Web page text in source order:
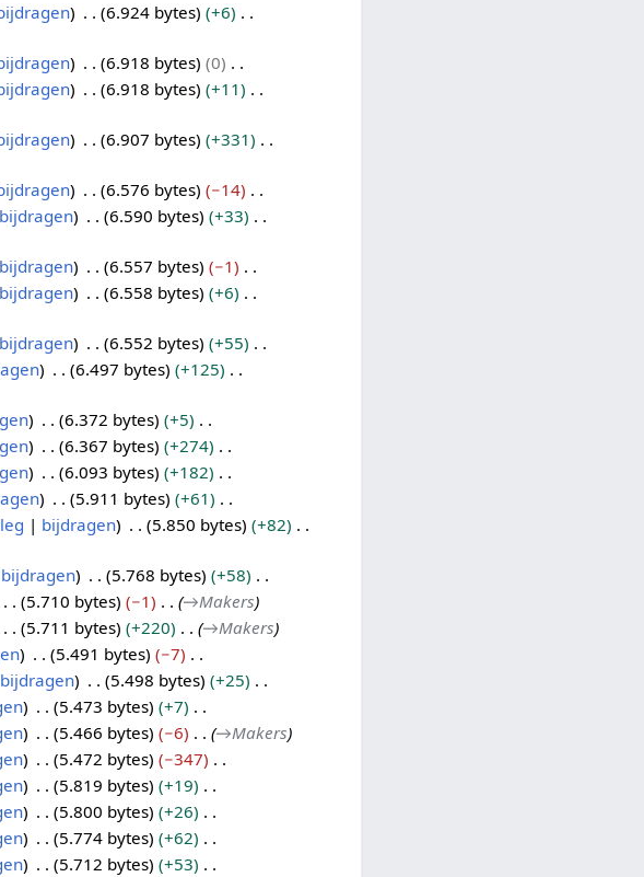
6.924 bytes
+6
6.918 bytes
0
6.918 bytes
+11
6.907 bytes
+331
6.576 bytes
−14
bijdragen 6.590 bytes
+33
bijdragen 6.557 bytes
−1
bijdragen 6.558 bytes
+6
bijdragen 6.552 bytes
+55
6.497 bytes
+125
6.372 bytes
+5
6.367 bytes
+274
6.093 bytes
+182
5.911 bytes
+61
bijdragen 5.850 bytes
+82
bijdragen 5.768 bytes
+58
5.710 bytes −1 →Makers
5.711 bytes +220 →Makers
5.491 bytes
−7
bijdragen 5.498 bytes
+25
5.473 bytes
+7
5.466 bytes −6 →Makers
5.472 bytes
−347
5.819 bytes
+19
5.800 bytes
+26
5.774 bytes
+62
5.712 bytes
+53